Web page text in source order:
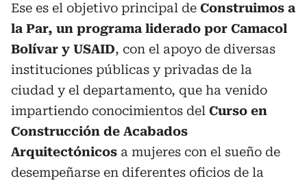
Ese es el objetivo principal de Construimos a
la Par, un programa liderado por Camacol
Bolívar y USAID, con el apoyo de diversas
instituciones públicas y privadas de la
ciudad y el departamento, que ha venido
impartiendo conocimientos del Curso en
Construcción de Acabados
Arquitectónicos a mujeres con el sueño de
desempeñarse en diferentes oficios de la